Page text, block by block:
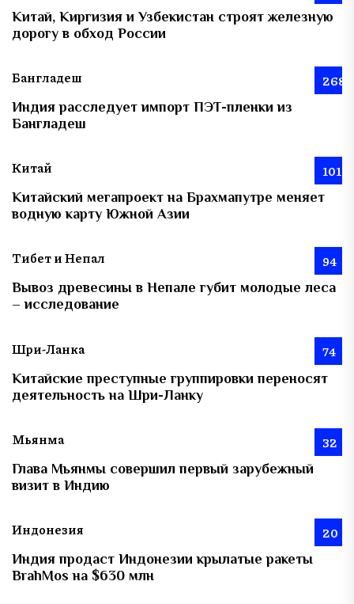
Китай, Киргизия и Узбекистан строят железную
дорогу в обход России
Бангладеш 268
Индия расследует импорт ПЭТ-пленки из
Бангладеш
Китай 101
Китайский мегапроект на Брахмапутре меняет
водную карту Южной Азии
Тибет и Непал 94
Вывоз древесины в Непале губит молодые леса
– исследование
Шри-Ланка 74
Китайские преступные группировки переносят
деятельность на Шри-Ланку
Мьянма 32
Глава Мьянмы совершил первый зарубежный
визит в Индию
Индонезия 20
Индия продаст Индонезии крылатые ракеты
BrahMos на $630 млн